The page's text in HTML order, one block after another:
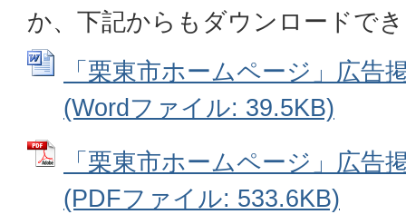
か、下記からもダウンロードで
「栗東市ホームページ」広告
(Wordファイル: 39.5KB)
「栗東市ホームページ」広告
(PDFファイル: 533.6KB)